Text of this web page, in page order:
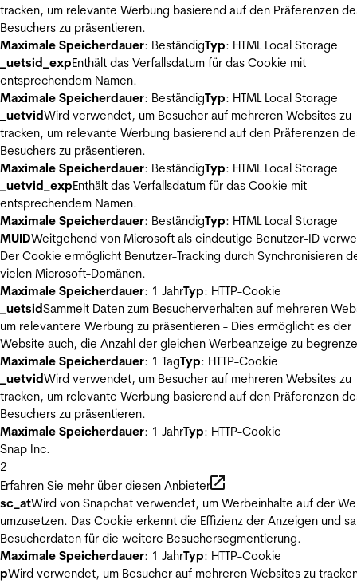
tracken, um relevante Werbung basierend auf den Präferenzen
Besuchers zu präsentieren.
Maximale Speicherdauer: BeständigTyp: HTML Local Storage
_uetsid_expEnthält das Verfallsdatum für das Cookie mit
entsprechendem Namen.
Maximale Speicherdauer: BeständigTyp: HTML Local Storage
_uetvidWird verwendet, um Besucher auf mehreren Websites zu
tracken, um relevante Werbung basierend auf den Präferenzen
Besuchers zu präsentieren.
Maximale Speicherdauer: BeständigTyp: HTML Local Storage
_uetvid_expEnthält das Verfallsdatum für das Cookie mit
entsprechendem Namen.
Maximale Speicherdauer: BeständigTyp: HTML Local Storage
MUIDWeitgehend von Microsoft als eindeutige Benutzer-ID
Der Cookie ermöglicht Benutzer-Tracking durch Synchronisieren
vielen Microsoft-Domänen.
Maximale Speicherdauer: 1 JahrTyp: HTTP-Cookie
_uetsidSammelt Daten zum Besucherverhalten auf mehreren
um relevantere Werbung zu präsentieren - Dies ermöglicht es der
Website auch, die Anzahl der gleichen Werbeanzeige zu
Maximale Speicherdauer: 1 TagTyp: HTTP-Cookie
_uetvidWird verwendet, um Besucher auf mehreren Websites zu
tracken, um relevante Werbung basierend auf den Präferenzen
Besuchers zu präsentieren.
Maximale Speicherdauer: 1 JahrTyp: HTTP-Cookie
Snap Inc.
2
Erfahren Sie mehr über diesen Anbieter
sc_atWird von Snapchat verwendet, um Werbeinhalte auf der
umzusetzen. Das Cookie erkennt die Effizienz der Anzeigen und
Besucherdaten für die weitere Besuchersegmentierung.
Maximale Speicherdauer: 1 JahrTyp: HTTP-Cookie
pWird verwendet, um Besucher auf mehreren Websites zu